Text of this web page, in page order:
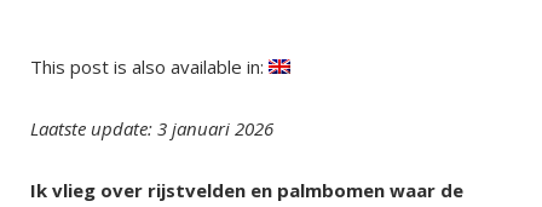
This post is also available in:
Laatste update: 3 januari 2026
Ik vlieg over rijstvelden en palmbomen waar de